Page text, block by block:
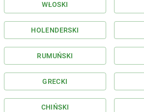
WŁOSKI
HOLENDERSKI
RUMUŃSKI
GRECKI
CHIŃSKI